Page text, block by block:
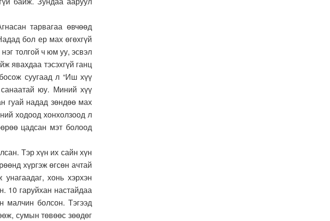
тарвагаа өвчөөд
бол ер мах өгөхгүй
толгой ч юм уу, эсвэл
явахдаа тэсэхгүй ганц
суугаад л “Иш хүү
юу. Миний хүү
гуай надад зөндөө мах
ходоод хонхолзоод л
цадсан мэт болоод
Тэр хүн их сайн хүн
хүргэж өгсөн ачтай
хонь хэрхэн
10 гаруйхан настайдаа
малчин болсон. Тэгээд
сумын төвөөс зөөдөг